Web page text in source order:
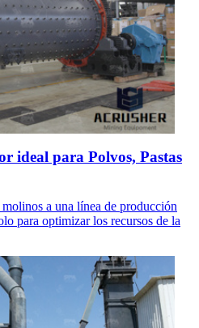
ideal para Polvos, Pastas
a una línea de producción
para optimizar los recursos de la